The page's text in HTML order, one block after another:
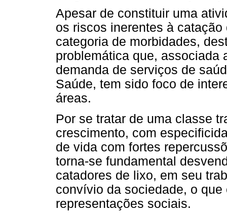
Apesar de constituir uma
os riscos inerentes à
categoria de morbidades,
problemática que, associada
demanda de serviços de
Saúde, tem sido foco de
áreas.
Por se tratar de uma classe
crescimento, com
de vida com fortes
torna-se fundamental
catadores de lixo, em seu
convívio da sociedade, o
representações sociais.